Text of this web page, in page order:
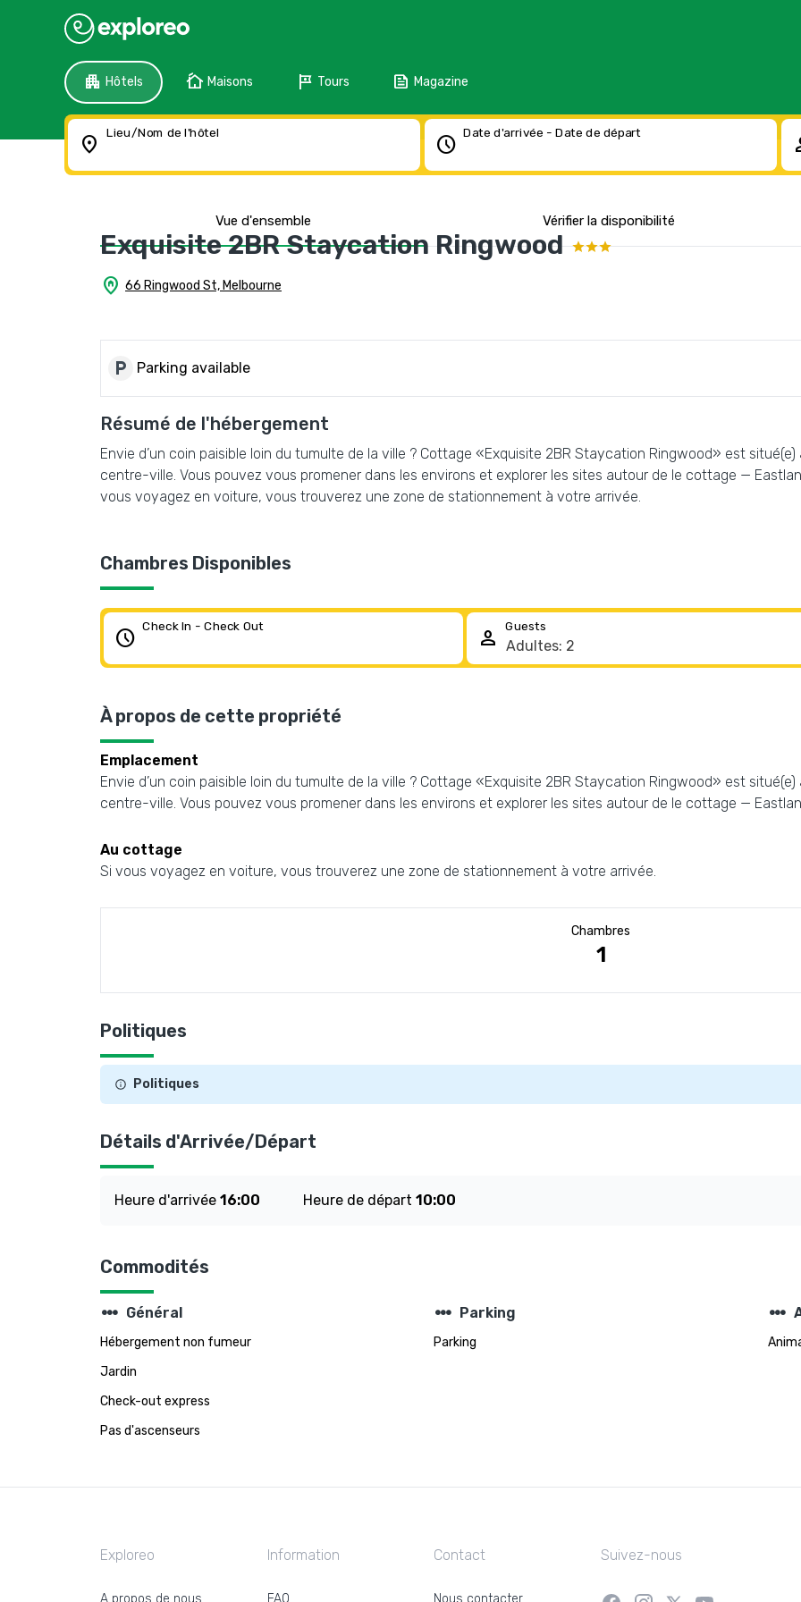
apartment Hôtels cottage Maisons tour Tours feed Magazine
location_on Lieu/Nom de l'hôtel schedule Date d'arrivée - Date de départ
Vue d'ensemble Vérifier la disponibilité
Exquisite 2BR Staycation Ringwood
home_pin 66 Ringwood St, Melbourne
local_parking Parking available
Résumé de l'hébergement
Envie d’un coin paisible loin du tumulte de la ville ? Cottage «Exquisite 2BR Staycation Ringwood» est
centre-ville. Vous pouvez vous promener dans les environs et explorer les sites autour de le cottage —
vous voyagez en voiture, vous trouverez une zone de stationnement à votre arrivée.
Chambres Disponibles
schedule Check In - Check Out person Guests
À propos de cette propriété
Emplacement
Envie d’un coin paisible loin du tumulte de la ville ? Cottage «Exquisite 2BR Staycation Ringwood» est
centre-ville. Vous pouvez vous promener dans les environs et explorer les sites autour de le cottage —
Au cottage
Si vous voyagez en voiture, vous trouverez une zone de stationnement à votre arrivée.
Chambres
1
Politiques
Politiques
Détails d'Arrivée/Départ
Heure d'arrivée 16:00 Heure de départ 10:00
Commodités
steppers Général
Hébergement non fumeur
Jardin
Check-out express
Pas d'ascenseurs
steppers Parking
Parking
steppers
Exploreo
A propos de nous
Information
FAQ
Contact
Nous contacter
Suivez-nous